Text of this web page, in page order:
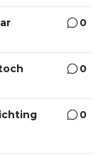
0
0
0